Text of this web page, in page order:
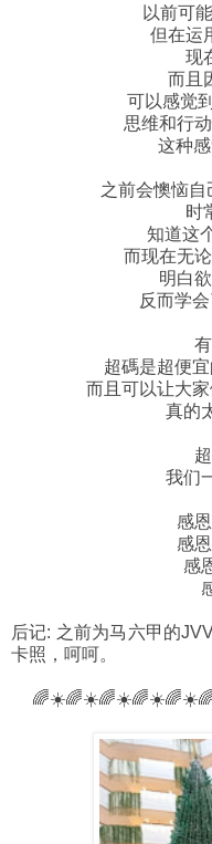
以前可
但在运
现
而且
可以感觉
思维和行
这种感
之前会懊恼自
时
知道这
而现在无
明白
反而学
超碼是超便
而且可以让大
真的
我们
感
感
感
后记: 之前为马六甲的
卡照，呵呵。